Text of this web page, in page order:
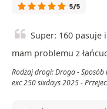
5/5
Super: 160 pasuje
mam problemu z
Rodzaj drogi: Droga -
exc 250 sixdays 2025 -